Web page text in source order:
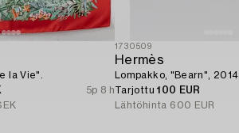
la Vie".
5p 8 h
1730509
Hermès
Lompakko, "Bearn", 2014.
Tarjottu100 EUR
Lähtöhinta 600 EUR